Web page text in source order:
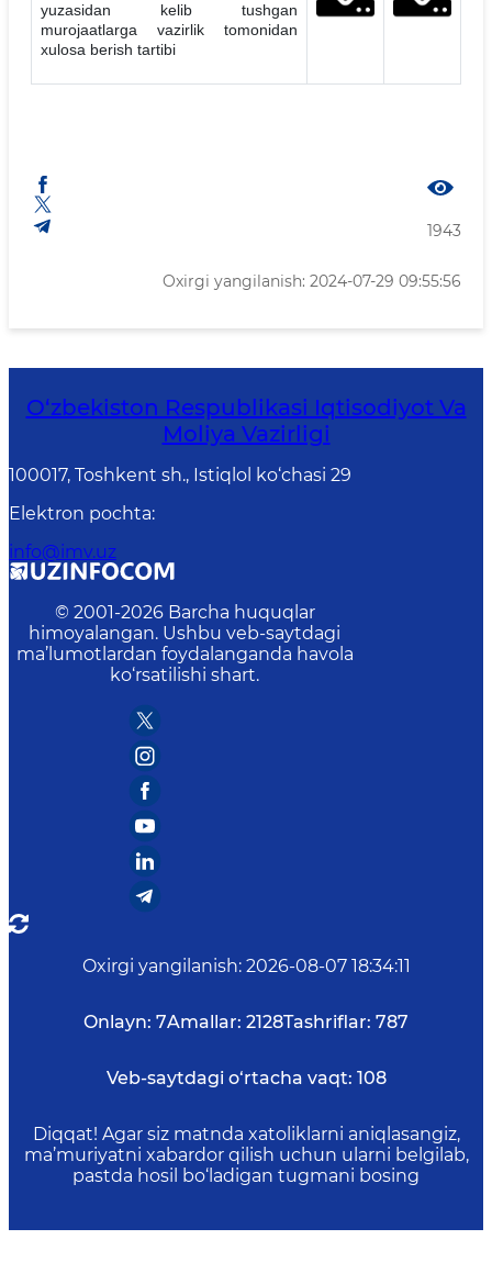
yuzasidan kelib tushgan
murojaatlarga vazirlik tomonidan
xulosa berish tartibi
1943
Oxirgi yangilanish: 2024-07-29 09:55:56
O‘zbekiston Respublikasi Iqtisodiyot Va
Moliya Vazirligi
100017, Toshkent sh., Istiqlol ko‘chasi 29
Elektron pochta:
info@imv.uz
© 2001-2026 Barcha huquqlar
himoyalangan. Ushbu veb-saytdagi
ma’lumotlardan foydalanganda havola
ko‘rsatilishi shart.
Oxirgi yangilanish: 2026-08-07 18:34:11
Onlayn: 7Amallar: 2128Tashriflar: 787
Veb-saytdagi o‘rtacha vaqt: 108
Diqqat! Agar siz matnda xatoliklarni aniqlasangiz,
ma’muriyatni xabardor qilish uchun ularni belgilab,
pastda hosil bo‘ladigan tugmani bosing